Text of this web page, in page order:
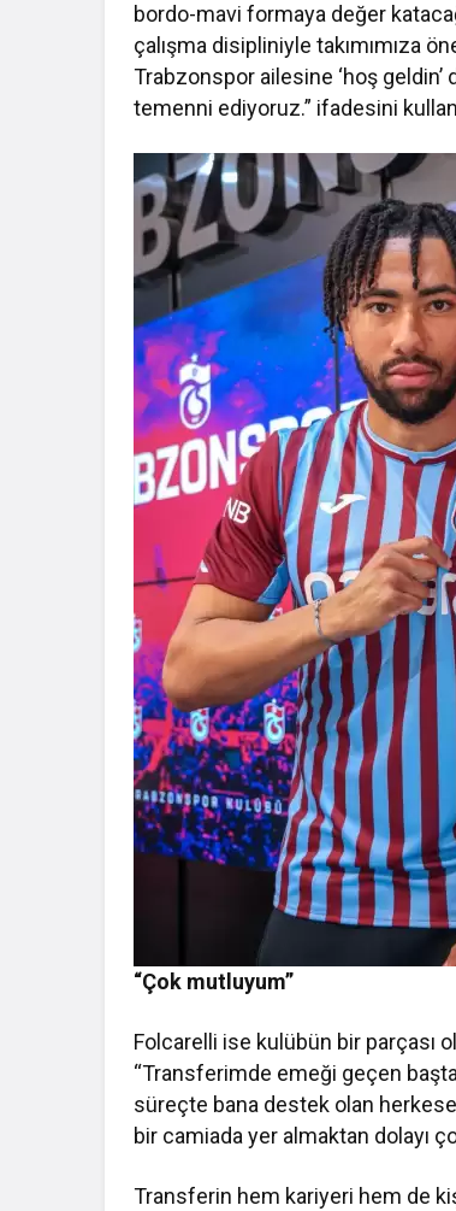
bordo-mavi formaya değer
çalışma disipliniyle takımımıza
Trabzonspor ailesine ‘hoş
temenni ediyoruz.” ifadesini
“Çok mutluyum”
Folcarelli ise kulübün bir parçası
“Transferimde emeği geçen
süreçte bana destek olan
bir camiada yer almaktan dolayı
Transferin hem kariyeri hem de